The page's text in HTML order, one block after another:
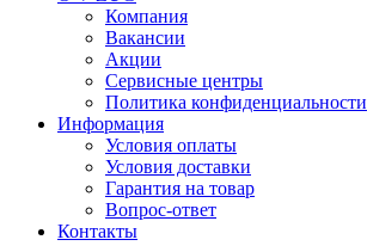
Компания
Вакансии
Акции
Сервисные центры
Политика конфиденциальности
Информация
Условия оплаты
Условия доставки
Гарантия на товар
Вопрос-ответ
Контакты